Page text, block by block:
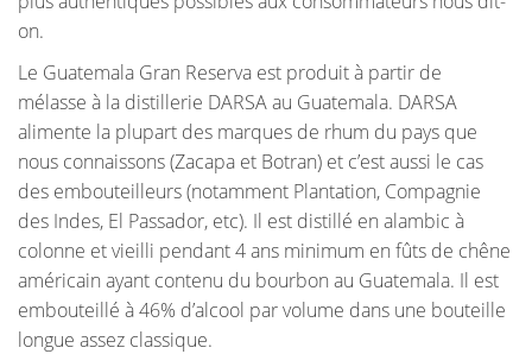
on.
Le Guatemala Gran Reserva est produit à partir de
mélasse à la distillerie DARSA au Guatemala. DARSA
alimente la plupart des marques de rhum du pays que
nous connaissons (Zacapa et Botran) et c’est aussi le cas
des embouteilleurs (notamment Plantation, Compagnie
des Indes, El Passador, etc). Il est distillé en alambic à
colonne et vieilli pendant 4 ans minimum en fûts de chêne
américain ayant contenu du bourbon au Guatemala. Il est
embouteillé à 46% d’alcool par volume dans une bouteille
longue assez classique.